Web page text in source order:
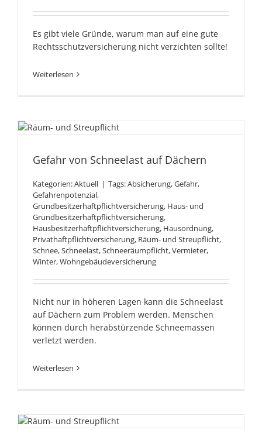
Es gibt viele Gründe, warum man auf eine gute
Rechtsschutzversicherung nicht verzichten sollte!
Weiterlesen
Gefahr von Schneelast auf
Dächern
Gefahr von Schneelast auf Dächern
Kategorien:Aktuell | Tags:Absicherung,Gefahr,
Gefahrenpotenzial,
Grundbesitzerhaftpflichtversicherung, Haus- und
Grundbesitzerhaftpflichtversicherung,
Hausbesitzerhaftpflichtversicherung, Hausordnung,
Privathaftpflichtversicherung, Räum- und Streupflicht,
Schnee,Schneelast,Schneeräumpflicht,Vermieter,
Winter,Wohngebäudeversicherung
Nicht nur in höheren Lagen kann die Schneelast
auf Dächern zum Problem werden. Menschen
können durch herabstürzende Schneemassen
verletzt werden.
Weiterlesen